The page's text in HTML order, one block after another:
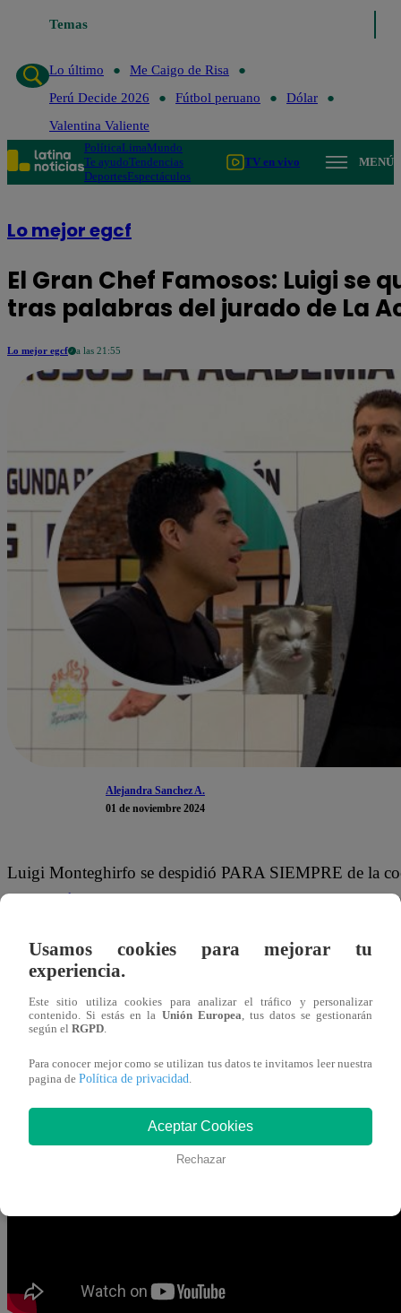
Temas
Lo último
Me Caigo de Risa
Perú Decide 2026
Fútbol peruano
Dólar
Valentina Valiente
PolíticaLimaMundo
Te ayudoTendencias
DeportesEspectáculos
TV en vivo MENÚ
Lo mejor egcf
El Gran Chef Famosos: Luigi se
tras palabras del jurado de La
Lo mejor egcf a las 21:55
Alejandra Sanchez A.
01 de noviembre 2024
Luigi Monteghirfo se despidió PARA SIEMPRE de la
Academia”. El alumno NO conquistó al jurado con su
El primero en hablar fue Giacomo Bocchio. “Eres un
respetuoso. Si te vas hoy es por un detallito: por falta
solo eso, sino que lo animó a seguir cocinando para su
desde el corazón. Eres tremendo. Tienes una vibra
tremendo ganador a donde vayas”, aseguró.
Usamos cookies para mejorar tu
experiencia.
Este sitio utiliza cookies para analizar el tráfico y personalizar
contenido. Si estás en la Unión Europea , tus datos se gestionarán
según el RGPD
Para conocer mejor como se utilizan tus datos te invitamos leer nuestra
pagina de Política de privacidad
Aceptar Cookies
Rechazar